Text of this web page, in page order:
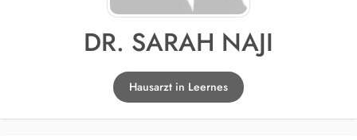
DR. SARAH NAJI
Hausarzt in Leernes